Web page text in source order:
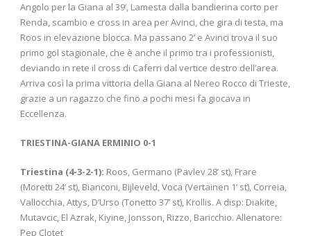
Angolo per la Giana al 39’, Lamesta dalla bandierina corto per
Renda, scambio e cross in area per Avinci, che gira di testa, ma
Roos in elevazione blocca. Ma passano 2’ e Avinci trova il suo
primo gol stagionale, che è anche il primo tra i professionisti,
deviando in rete il cross di Caferri dal vertice destro dell’area.
Arriva così la prima vittoria della Giana al Nereo Rocco di Trieste,
grazie a un ragazzo che fino a pochi mesi fa giocava in
Eccellenza.
TRIESTINA-GIANA ERMINIO 0-1
Triestina (4-3-2-1): Roos, Germano (Pavlev 28’ st), Frare
(Moretti 24’ st), Bianconi, Bijleveld, Voca (Vertainen 1’ st), Correia,
Vallocchia, Attys, D’Urso (Tonetto 37’ st), Krollis. A disp: Diakite,
Mutavcic, El Azrak, Kiyine, Jonsson, Rizzo, Baricchio. Allenatore:
Pep Clotet